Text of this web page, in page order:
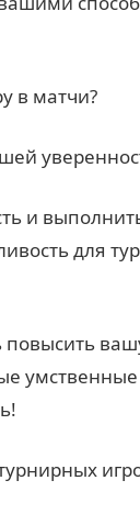
в матчи?
и
для